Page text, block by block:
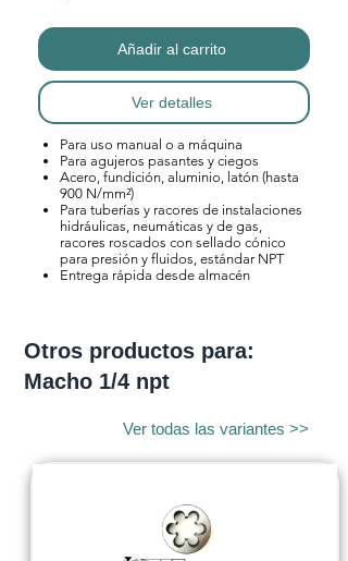
Añadir al carrito
Ver detalles
Para uso manual o a máquina
Para agujeros pasantes y ciegos
Acero, fundición, aluminio, latón (hasta
900 N/mm²)
Para tuberías y racores de instalaciones
hidráulicas, neumáticas y de gas,
racores roscados con sellado cónico
para presión y fluidos, estándar NPT
Entrega rápida desde almacén
Otros productos para:
Macho 1/4 npt
Ver todas las variantes >>